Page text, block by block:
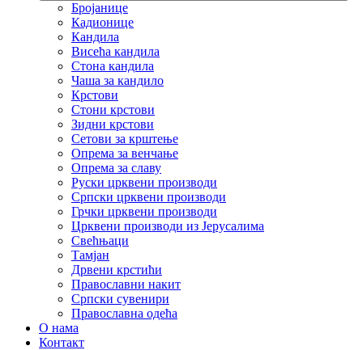
Бројанице
Кадионице
Кандила
Висећа кандила
Стона кандила
Чаша за кандило
Крстови
Стони крстови
Зидни крстови
Сетови за крштење
Опрема за венчање
Опрема за славу
Руски црквени производи
Српски црквени производи
Грчки црквени производи
Црквени производи из Јерусалима
Свећњаци
Тамјан
Дрвени крстићи
Православни накит
Српски сувенири
Православна одећа
О нама
Контакт